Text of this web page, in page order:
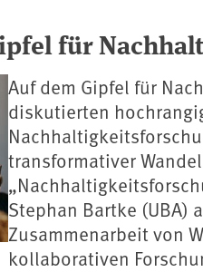
für
Auf dem Gipfel für
diskutierten
transformativer
Stephan Bartke (UBA)
Zusammenarbeit von
kollaborativen